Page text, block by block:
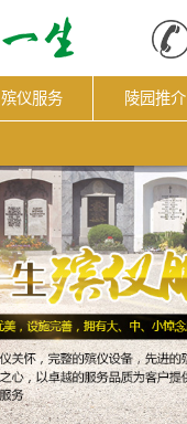
殡仪服务 陵园推介